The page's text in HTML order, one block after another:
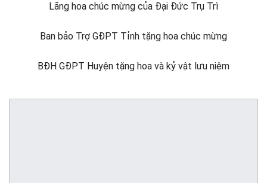
Lãng hoa chúc mừng của Đại Đức Trụ Trì
Ban bảo Trợ GĐPT Tỉnh tặng hoa chúc mừng
BĐH GĐPT Huyện tặng hoa và kỷ vật lưu niệm